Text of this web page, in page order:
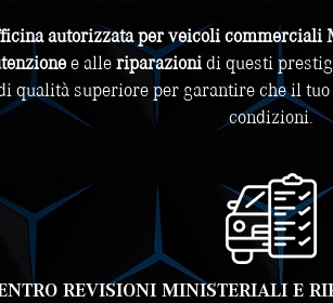
autorizzata per veicoli commerciali
e alleriparazionidi questi
qualità superiore per garantire che il
condizioni.
REVISIONI MINISTERIALI E